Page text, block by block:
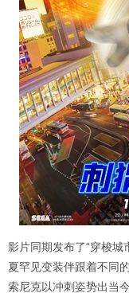
影片同期发布了“穿梭城
夏罕见变装伴跟着不同
索尼克以冲刺姿势出当